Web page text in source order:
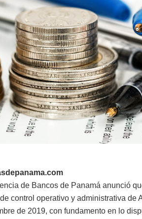
de Bancos de Panamá anunció
control operativo y administrativa de
de 2019, con fundamento en lo